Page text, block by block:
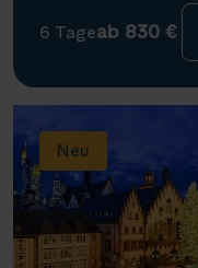
6 Tageab 830 €
Neu